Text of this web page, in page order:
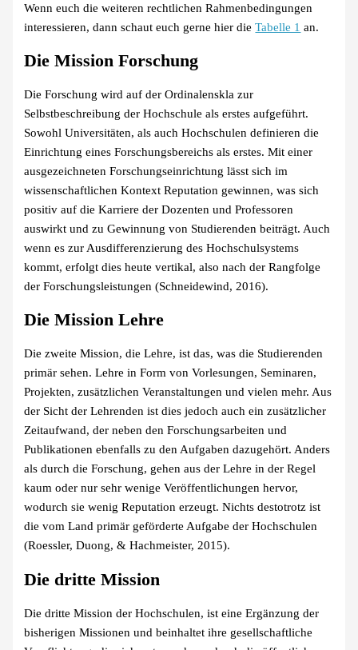
Wenn euch die weiteren rechtlichen Rahmenbedingungen
interessieren, dann schaut euch gerne hier dieTabelle 1 an.
Die Mission Forschung
Die Forschung wird auf der Ordinalenskla zur
Selbstbeschreibung der Hochschule als erstes aufgeführt.
Sowohl Universitäten, als auch Hochschulen definieren die
Einrichtung eines Forschungsbereichs als erstes. Mit einer
ausgezeichneten Forschungseinrichtung lässt sich im
wissenschaftlichen Kontext Reputation gewinnen, was sich
positiv auf die Karriere der Dozenten und Professoren
auswirkt und zu Gewinnung von Studierenden beiträgt. Auch
wenn es zur Ausdifferenzierung des Hochschulsystems
kommt, erfolgt dies heute vertikal, also nach der Rangfolge
der Forschungsleistungen (Schneidewind, 2016).
Die Mission Lehre
Die zweite Mission, die Lehre, ist das, was die Studierenden
primär sehen. Lehre in Form von Vorlesungen, Seminaren,
Projekten, zusätzlichen Veranstaltungen und vielen mehr. Aus
der Sicht der Lehrenden ist dies jedoch auch ein zusätzlicher
Zeitaufwand, der neben den Forschungsarbeiten und
Publikationen ebenfalls zu den Aufgaben dazugehört. Anders
als durch die Forschung, gehen aus der Lehre in der Regel
kaum oder nur sehr wenige Veröffentlichungen hervor,
wodurch sie wenig Reputation erzeugt. Nichts destotrotz ist
die vom Land primär geförderte Aufgabe der Hochschulen
(Roessler, Duong, & Hachmeister, 2015).
Die dritte Mission
Die dritte Mission der Hochschulen, ist eine Ergänzung der
bisherigen Missionen und beinhaltet ihre gesellschaftliche